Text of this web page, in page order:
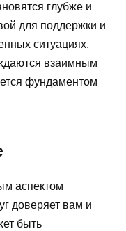
глубже и
для поддержки и
ситуациях.
взаимным
фундаментом
аспектом
доверяет вам и
быть